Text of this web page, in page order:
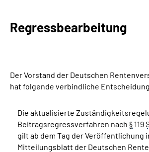
Language
Inhalte in Gebärdensprache (DGS)
Leichte Sprache
Regressbearbeitung
Der Vorstand der Deutschen
hat folgende verbindliche
Die aktualisierte
Beitragsregressverfahren nach § 119
gilt ab dem Tag der Veröffentlichung
Mitteilungsblatt der Deutschen